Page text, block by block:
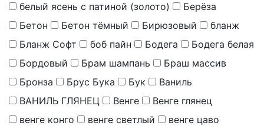
белый ясень с патиной (золото)
Берёза
Бетон
Бетон тёмный Бирюзовый
бланж
Бланж Софт
боб пайн Бодега
Бодега белая
Бордовый
Брам шампань
Браш массив
Бронза
Брус Бука Бук
Ваниль
ВАНИЛЬ ГЛЯНЕЦ
Венге
Венге глянец
венге конго
венге светлый
венге цаво